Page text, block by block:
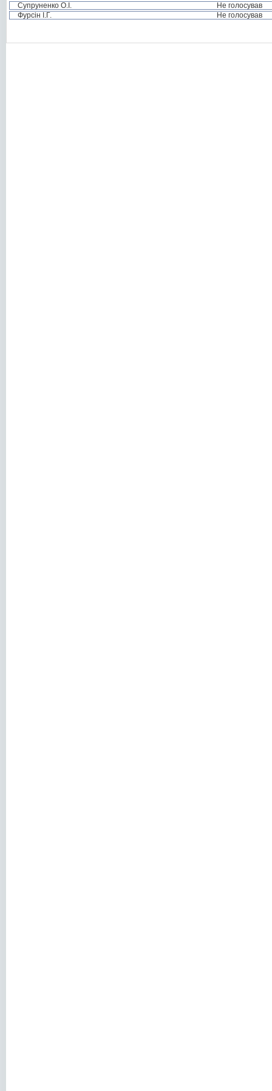
Супруненко О.І.
Не голосував
Фурсін І.Г.
Не голосував